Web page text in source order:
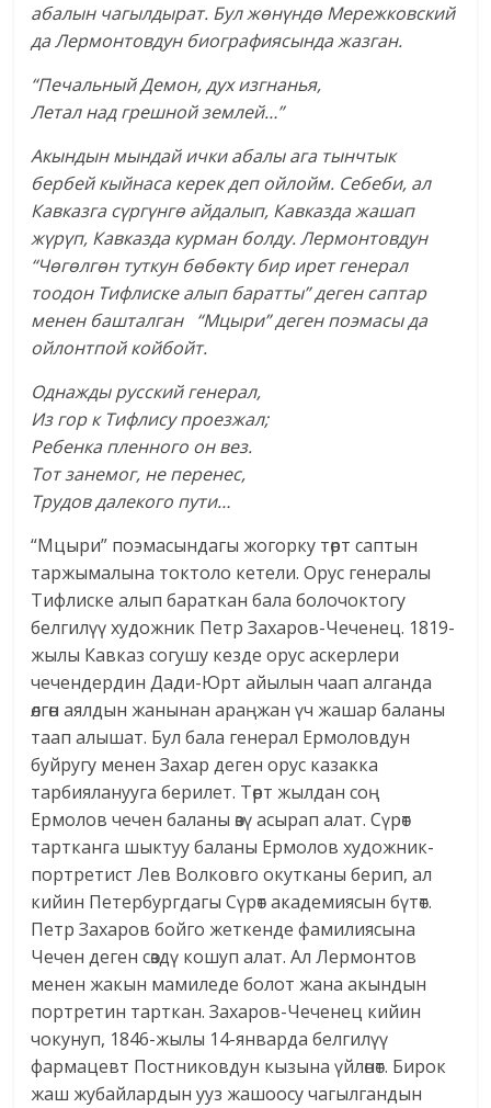
абалын чагылдырат. Бул жөнүндө Мережковский
да Лермонтовдун биографиясында жазган.
“Печальный Демон, дух изгнанья,
Летал над грешной землей…”
Акындын мындай ички абалы ага тынчтык
бербей кыйнаса керек деп ойлойм. Себеби, ал
Кавказга сүргүнгө айдалып, Кавказда жашап
жүрүп, Кавказда курман болду. Лермонтовдун
“Чөгөлгөн туткун бөбөктү бир ирет генерал
тоодон Тифлиске алып баратты” деген саптар
менен башталган “Мцыри” деген поэмасы да
ойлонтпой койбойт.
Однажды русский генерал,
Из гор к Тифлису проезжал;
Ребенка пленного он вез.
Тот занемог, не перенес,
Трудов далекого пути…
“Мцыри” поэмасындагы жогорку төрт саптын
таржымалына токтоло кетели. Орус генералы
Тифлиске алып бараткан бала болочоктогу
белгилүү художник Петр Захаров-Чеченец. 1819-
жылы Кавказ согушу кезде орус аскерлери
чечендердин Дади-Юрт айылын чаап алганда
өлгөн аялдын жанынан араңжан үч жашар баланы
таап алышат. Бул бала генерал Ермоловдун
буйругу менен Захар деген орус казакка
тарбияланууга берилет. Төрт жылдан соң
Ермолов чечен баланы өзү асырап алат. Сүрөт
тартканга шыктуу баланы Ермолов художник-
портретист Лев Волковго окутканы берип, ал
кийин Петербургдагы Сүрөт академиясын бүтөт.
Петр Захаров бойго жеткенде фамилиясына
Чечен деген сөздү кошуп алат. Ал Лермонтов
менен жакын мамиледе болот жана акындын
портретин тарткан. Захаров-Чеченец кийин
чокунуп, 1846-жылы 14-январда белгилүү
фармацевт Постниковдун кызына үйлөнөт. Бирок
жаш жубайлардын ууз жашоосу чагылгандын